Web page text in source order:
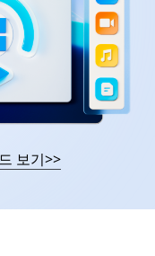
보기>>